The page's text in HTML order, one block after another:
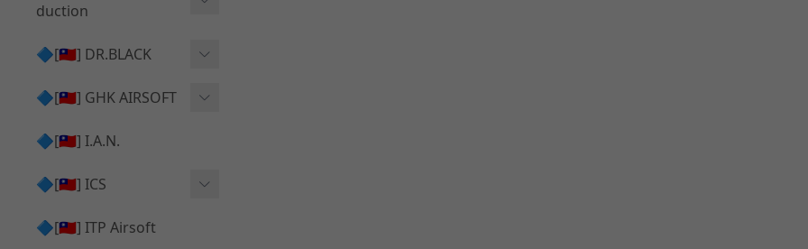
[夢神⧸Morpheus] 碳鋼 內
管
B＆T APC9 系列產品
B＆T SPR300系列產品
HOP膠皮
duction
T-5000
🔷[🇹🇼] DR.BLACK
Hi-capa 彈匣外觀
維護保養
Hi-capa 上半外觀
🔷[🇹🇼] GHK AIRSOFT
AR ⧸ M4 GBB 原廠零件
AKM V3 主體 ＆ 原廠零件
🔷[🇹🇼] I.A.N.
🔷[🇹🇼] ICS
Hi-Capa 維修零件
🔷[🇹🇼] ITP Airsoft